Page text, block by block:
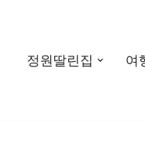
정원딸린집 여